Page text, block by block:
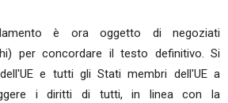
è ora oggetto di negoziati
per concordare il testo definitivo. Si
e tutti gli Stati membri dell'UE a
i diritti di tutti, in linea con la